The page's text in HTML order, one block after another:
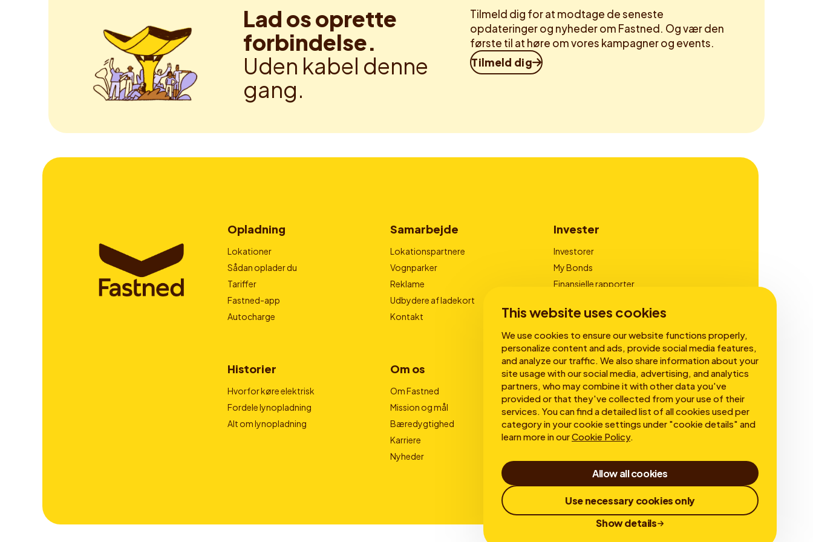
This website uses cookies
We use cookies to ensure our website functions properly,
personalize content and ads, provide social media features,
and analyze our traffic. We also share information about your
site usage with our social media, advertising, and analytics
partners, who may combine it with other data you've
provided or that they've collected from your use of their
services. You can find a detailed list of all cookies used per
category in your cookie settings under "cookie details" and
learn more in ourCookie Policy.
Allow all cookies
Use necessary cookies only
Show details
Lad os oprette
forbindelse.
Uden kabel denne
gang.
Tilmeld dig for at modtage de seneste
opdateringer og nyheder om Fastned. Og vær den
første til at høre om vores kampagner og events.
Tilmeld dig
Opladning
Lokationer
Sådan oplader du
Tariffer
Fastned-app
Autocharge
Samarbejde
Lokationspartnere
Vognparker
Reklame
Udbydere af ladekort
Kontakt
Invester
Investorer
My Bonds
Finansielle rapporter
Historier
Hvorfor køre elektrisk
Fordele lynopladning
Alt om lynopladning
Om os
Om Fastned
Mission og mål
Bæredygtighed
Karriere
Nyheder